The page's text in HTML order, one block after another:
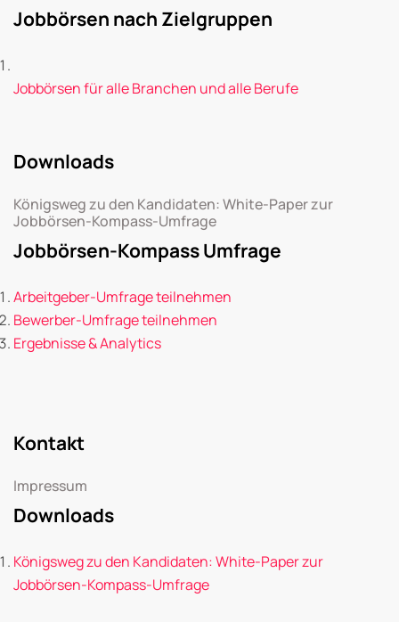
Jobbörsen nach Zielgruppen
Jobbörsen für alle Branchen und alle Berufe
Downloads
Königsweg zu den Kandidaten: White-Paper zur
Jobbörsen-Kompass-Umfrage
Jobbörsen-Kompass Umfrage
Arbeitgeber-Umfrage teilnehmen
Bewerber-Umfrage teilnehmen
Ergebnisse & Analytics
Kontakt
Impressum
Downloads
Königsweg zu den Kandidaten: White-Paper zur
Jobbörsen-Kompass-Umfrage